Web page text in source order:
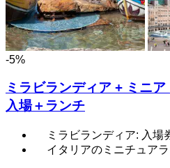
-5%
ミラビランディア + ミニ
入場＋ランチ
ミラビランディア: 入場
イタリアのミニチュア